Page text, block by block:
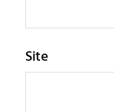
Site